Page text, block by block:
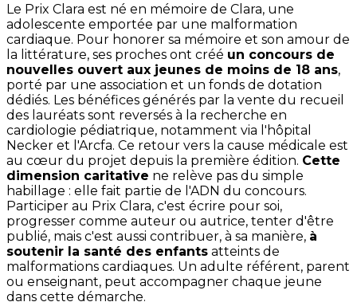
Le Prix Clara est né en mémoire de Clara, une
adolescente emportée par une malformation
cardiaque. Pour honorer sa mémoire et son amour de
la littérature, ses proches ont créé un concours de
nouvelles ouvert aux jeunes de moins de 18 ans,
porté par une association et un fonds de dotation
dédiés. Les bénéfices générés par la vente du recueil
des lauréats sont reversés à la recherche en
cardiologie pédiatrique, notamment via l'hôpital
Necker et l'Arcfa. Ce retour vers la cause médicale est
au cœur du projet depuis la première édition. Cette
dimension caritative ne relève pas du simple
habillage : elle fait partie de l'ADN du concours.
Participer au Prix Clara, c'est écrire pour soi,
progresser comme auteur ou autrice, tenter d'être
publié, mais c'est aussi contribuer, à sa manière, à
soutenir la santé des enfants atteints de
malformations cardiaques. Un adulte référent, parent
ou enseignant, peut accompagner chaque jeune
dans cette démarche.